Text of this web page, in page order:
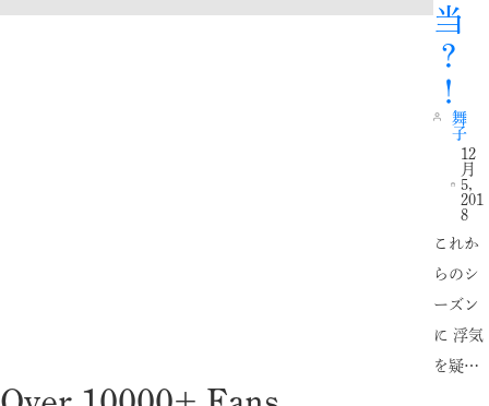
当
？
！
舞
子
12
月
5,
201
8
これか
らのシ
ーズン
に 浮気
を疑…